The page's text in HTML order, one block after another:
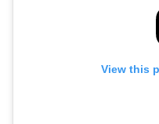
View this